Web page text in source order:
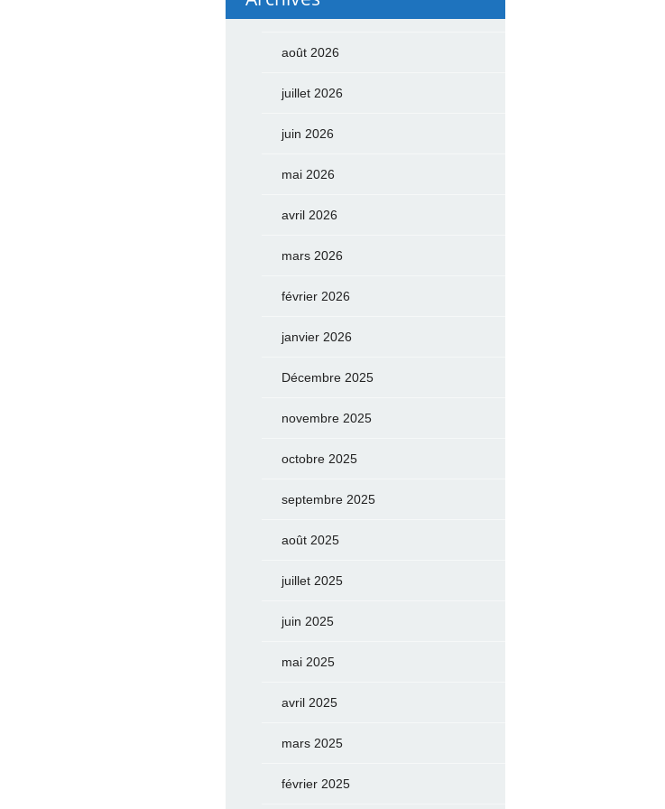
août 2026
juillet 2026
juin 2026
mai 2026
avril 2026
mars 2026
février 2026
janvier 2026
Décembre 2025
novembre 2025
octobre 2025
septembre 2025
août 2025
juillet 2025
juin 2025
mai 2025
avril 2025
mars 2025
février 2025